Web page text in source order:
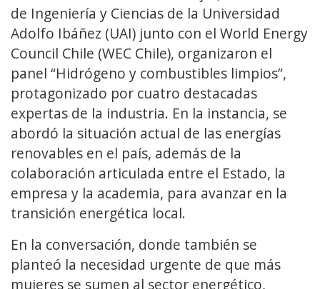
de Ingeniería y Ciencias de la Universidad
Adolfo Ibáñez (UAI) junto con el World Energy
Council Chile (WEC Chile), organizaron el
panel “Hidrógeno y combustibles limpios”,
protagonizado por cuatro destacadas
expertas de la industria. En la instancia, se
abordó la situación actual de las energías
renovables en el país, además de la
colaboración articulada entre el Estado, la
empresa y la academia, para avanzar en la
transición energética local.
En la conversación, donde también se
planteó la necesidad urgente de que más
mujeres se sumen al sector energético,